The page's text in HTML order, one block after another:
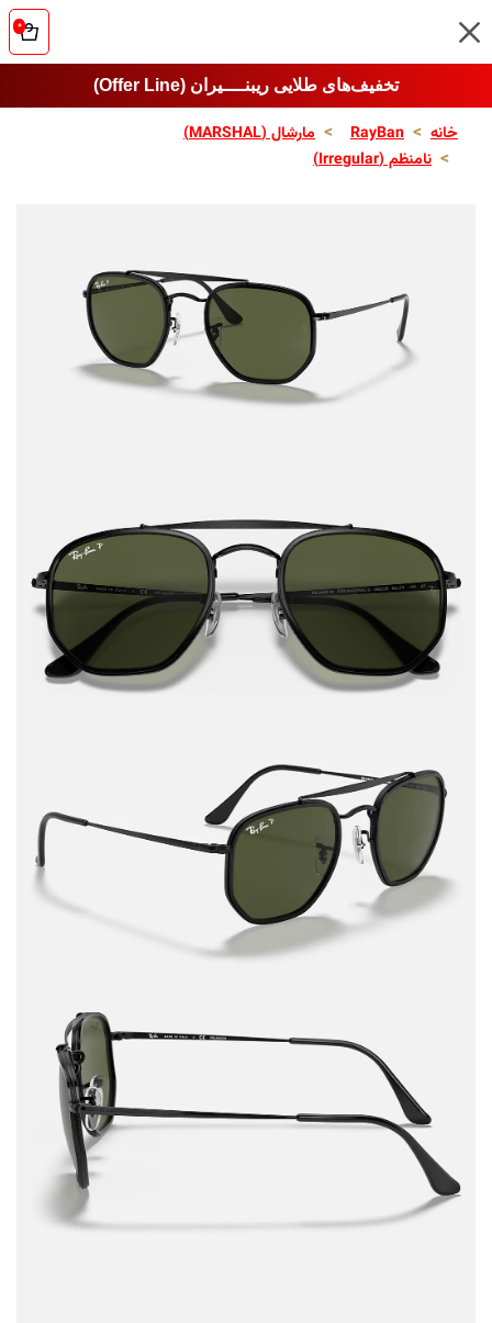
۰
تخفیف‌های طلایی ریبنــــیران (Offer Line)
خانه RayBan
مارشال (MARSHAL)
نامنظم (Irregular)